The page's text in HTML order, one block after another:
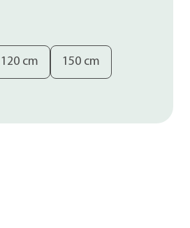
120 cm 150 cm